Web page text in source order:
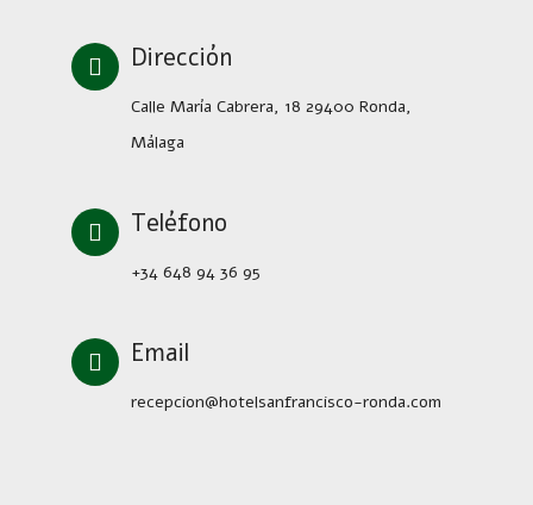
Dirección
Calle María Cabrera, 18 29400 Ronda,
Málaga
Teléfono
+34 648 94 36 95
Email
recepcion@hotelsanfrancisco-ronda.com